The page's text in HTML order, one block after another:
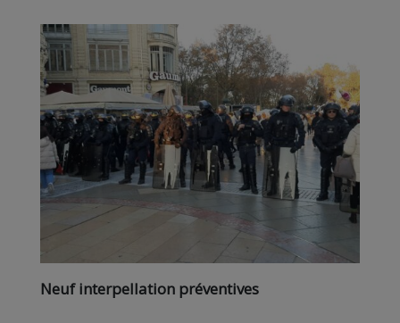
Neuf interpellation préventives